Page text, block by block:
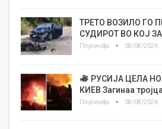
ТРЕТО ВОЗИЛО ГО
СУДИРОТ ВО КОЈ
Плусинфо 08/08/2026
РУСИЈА ЦЕЛА
КИЕВ Загинаа
Плусинфо 08/08/2026